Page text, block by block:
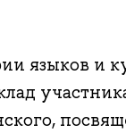
языков и